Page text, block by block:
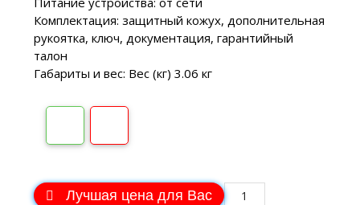
Комплектация: защитный кожух, дополнительная
рукоятка, ключ, документация, гарантийный
талон
Габариты и вес: Вес (кг) 3.06 кг
Лучшая цена для Вас